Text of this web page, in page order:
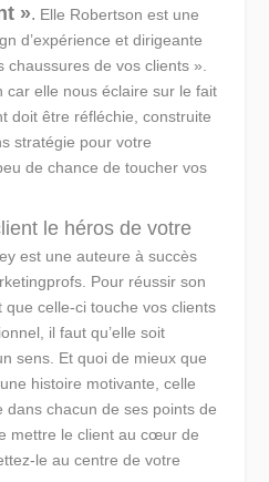
». Elle Robertson est une
d’expérience et dirigeante
chaussures de vos clients ».
car elle nous éclaire sur le fait
doit être réfléchie, construite
stratégie pour votre
de chance de toucher vos
le héros de votre
est une auteure à succès
Pour réussir son
que celle-ci touche vos clients
il faut qu’elle soit
sens. Et quoi de mieux que
histoire motivante, celle
chacun de ses points de
mettre le client au cœur de
le au centre de votre